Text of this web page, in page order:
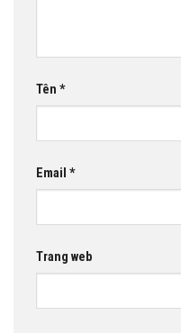
Tên *
Email *
Trang web